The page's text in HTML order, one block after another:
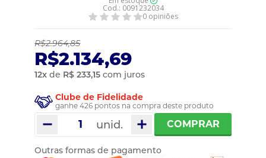
Cod.: 0091232034
0 opiniões
R$2.964,85
R$2.134,69
12x de R$ 233,15 com juros
Clube de Fidelidade
ganhe 426 pontos na compra deste produto
unid. COMPRAR
Outras formas de pagamento